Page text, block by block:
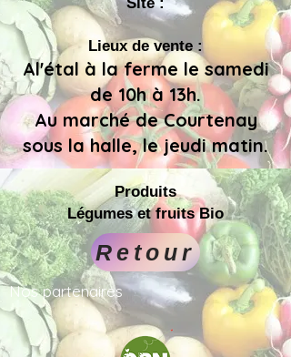
Lieux de vente :
Al'étal à la ferme le samedi
de 10h à 13h.
Au marché de Courtenay
sous la halle, le jeudi matin.
Produits
Légumes et fruits Bio
Retour
Nospartenaires